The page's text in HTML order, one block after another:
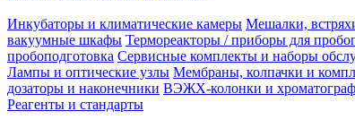
Инкубаторы и климатические камеры Мешалки,
вакуумные шкафы Термореакторы / приборы для
пробоподготовка Сервисные комплекты и наборы
Лампы и оптические узлы Мембраны, колпачки и
дозаторы и наконечники ВЭЖХ-колонки и
Реагенты и стандарты